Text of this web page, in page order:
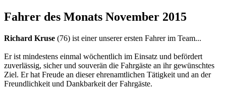
Fahrer des Monats November 2015
Richard Kruse (76) ist einer unserer ersten Fahrer im Team...
Er ist mindestens einmal wöchentlich im Einsatz und befördert
zuverlässig, sicher und souverän die Fahrgäste an ihr gewünschtes
Ziel. Er hat Freude an dieser ehrenamtlichen Tätigkeit und an der
Freundlichkeit und Dankbarkeit der Fahrgäste.